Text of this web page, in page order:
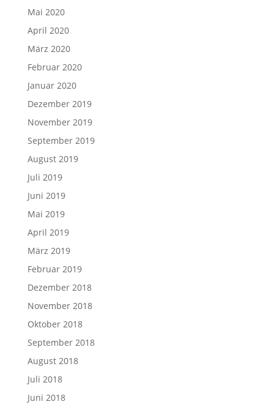
Mai 2020
April 2020
März 2020
Februar 2020
Januar 2020
Dezember 2019
November 2019
September 2019
August 2019
Juli 2019
Juni 2019
Mai 2019
April 2019
März 2019
Februar 2019
Dezember 2018
November 2018
Oktober 2018
September 2018
August 2018
Juli 2018
Juni 2018